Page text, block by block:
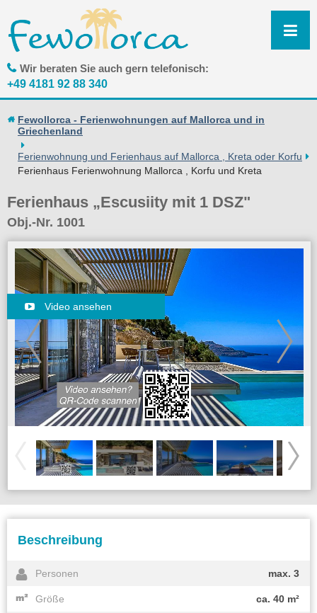
Wir beraten Sie auch gern telefonisch:
+49 4181 92 88 340
Fewollorca - Ferienwohnungen auf Mallorca und in
Griechenland
Ferienwohnung und Ferienhaus auf Mallorca , Kreta oder Korfu
Ferienhaus Ferienwohnung Mallorca , Korfu und Kreta
Ferienhaus „Escusiity mit 1 DSZ"
Obj.-Nr. 1001
Video ansehen
Beschreibung
Personen max. 3
Größe ca. 40 m²